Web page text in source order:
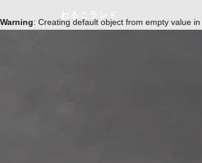
Warning: Creating default object from empty value in
ねるこランド